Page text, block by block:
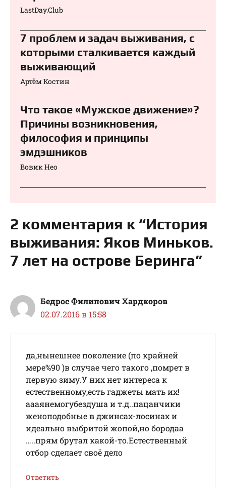
LastDay.Club
7 проблем и задач выживания, с
которыми сталкивается каждый
выживающий
Артём Костин
Что такое «Мужское движение»?
Причины возникновения,
философия и принципы
эмдэшников
Вовик Нео
2 комментария к “История
выживания: Яков Миньков.
7 лет на острове Беринга”
Бедрос Филипович Хардкоров
02.07.2016 в 15:58
да,нынешнее поколение (по крайней
мере%90 )в случае чего такого ,помрет в
первую зиму.У них нет интереса к
естественному,есть гаджеты мать их!
аааянемогубездуша и т.д..пацанчики
женоподобные в джинсах-лосинах и
идеально выбритой жопой,но бородаа
…..прям брутал какой-то.Естественный
отбор сделает своё дело
Ответить